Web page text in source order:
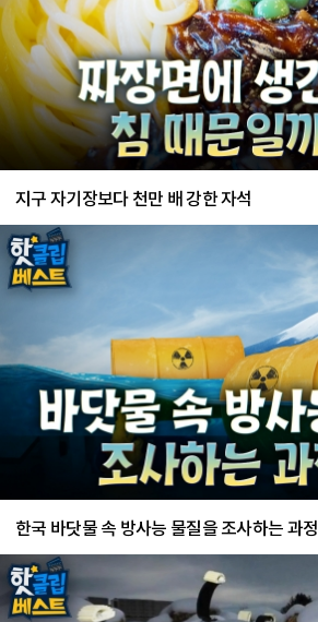
지구 자기장보다 천만 배 강한 자석
한국 바닷물 속 방사능 물질을 조사하는 과정